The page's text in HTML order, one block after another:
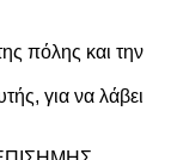
πόλης και την
για να λάβει